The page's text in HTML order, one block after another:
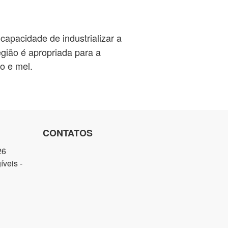
de industrializar a
é apropriada para a
e mel.
-
CONTATOS